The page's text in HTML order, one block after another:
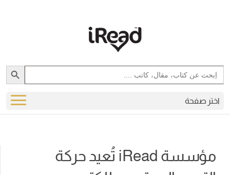
Search
for:
Search Button
اختر صفحة
مؤسسة iRead تُعيد حركة